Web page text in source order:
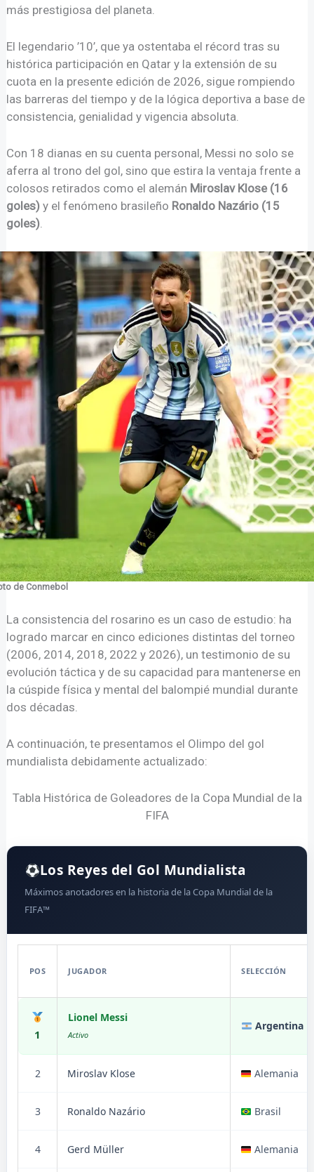
más prestigiosa del planeta.
El legendario ’10’, que ya ostentaba el récord tras su
histórica participación en Qatar y la extensión de su
cuota en la presente edición de 2026, sigue rompiendo
las barreras del tiempo y de la lógica deportiva a base de
consistencia, genialidad y vigencia absoluta.
Con 18 dianas en su cuenta personal, Messi no solo se
aferra al trono del gol, sino que estira la ventaja frente a
colosos retirados como el alemán Miroslav Klose (16
goles) y el fenómeno brasileño Ronaldo Nazário (15
goles).
de Conmebol
La consistencia del rosarino es un caso de estudio: ha
logrado marcar en cinco ediciones distintas del torneo
(2006, 2014, 2018, 2022 y 2026), un testimonio de su
evolución táctica y de su capacidad para mantenerse en
la cúspide física y mental del balompié mundial durante
dos décadas.
A continuación, te presentamos el Olimpo del gol
mundialista debidamente actualizado:
Tabla Histórica de Goleadores de la Copa Mundial de la
FIFA
Los Reyes del Gol Mundialista
Máximos anotadores en la historia de la Copa Mundial de la
FIFA™
POS JUGADOR SELECCIÓN
1
Lionel Messi
Activo
Argentina
2 Miroslav Klose Alemania
3 Ronaldo Nazário Brasil
4 Gerd Müller Alemania